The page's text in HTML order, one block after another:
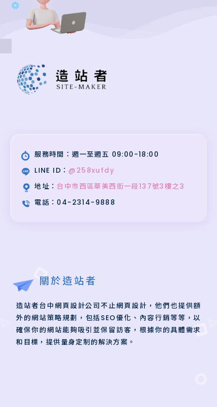
服務時間：週一至週五 09:00-18:00
LINE ID： @258xufdy
地址： 台中市西區華美西街一段137號3樓之3
電話： 04-2314-9888
關於造站者
造站者台中網頁設計公司不止網頁設計，他們也提供額
外的網站策略規劃，包括SEO優化、內容行銷等等，以
確保你的網站能夠吸引並保留訪客，根據你的具體需求
和目標，提供量身定制的解決方案。